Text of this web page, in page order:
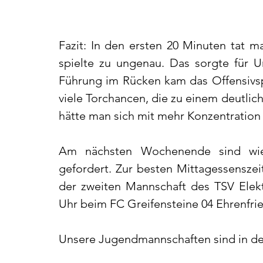
Fazit: In den ersten 20 Minuten tat
spielte zu ungenau. Das sorgte für
Führung im Rücken kam das
viele Torchancen, die zu einem
hätte man sich mit mehr
Am nächsten Wochenende sind
gefordert. Zur besten
der zweiten Mannschaft des TSV
Uhr beim FC Greifensteine 04
Unsere Jugendmannschaften sind in